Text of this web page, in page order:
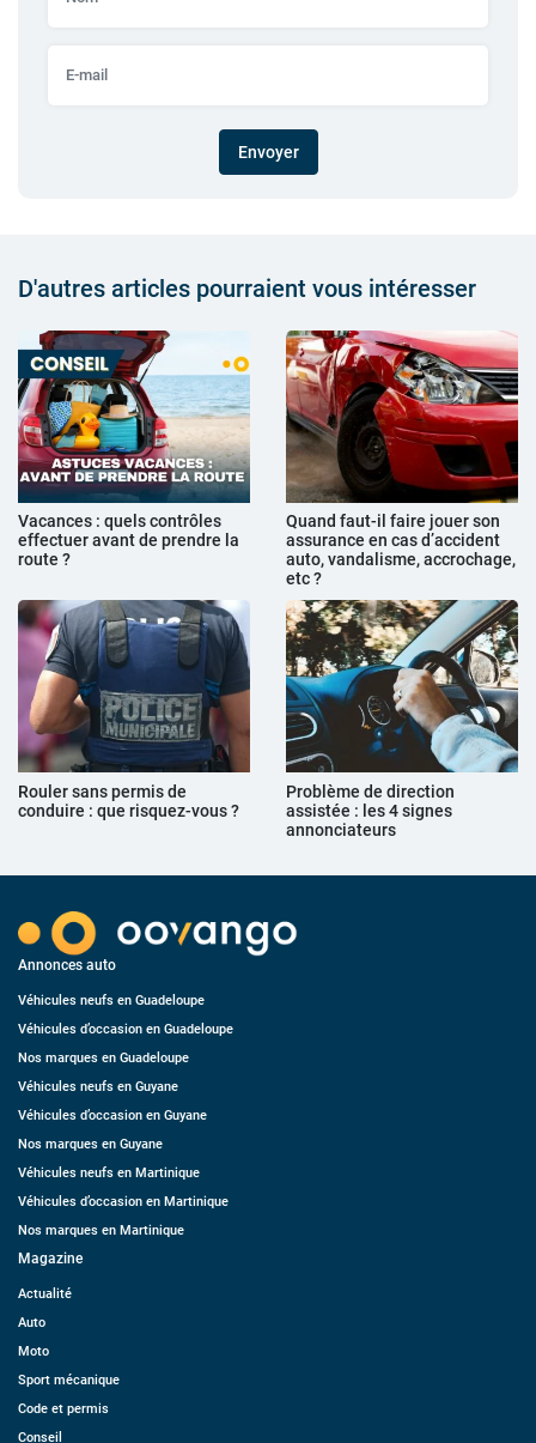
Envoyer
D'autres articles pourraient vous intéresser
Vacances : quels contrôles
effectuer avant de prendre la
route ?
Quand faut-il faire jouer son
assurance en cas d’accident
auto, vandalisme, accrochage,
etc ?
Rouler sans permis de
conduire : que risquez-vous ?
Problème de direction
assistée : les 4 signes
annonciateurs
Annonces auto
Véhicules neufs en Guadeloupe
Véhicules d’occasion en Guadeloupe
Nos marques en Guadeloupe
Véhicules neufs en Guyane
Véhicules d’occasion en Guyane
Nos marques en Guyane
Véhicules neufs en Martinique
Véhicules d’occasion en Martinique
Nos marques en Martinique
Magazine
Actualité
Auto
Moto
Sport mécanique
Code et permis
Conseil